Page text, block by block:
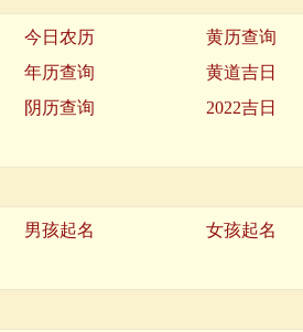
今日农历 黄历查询
年历查询 黄道吉日
阴历查询 2022吉日
男孩起名 女孩起名